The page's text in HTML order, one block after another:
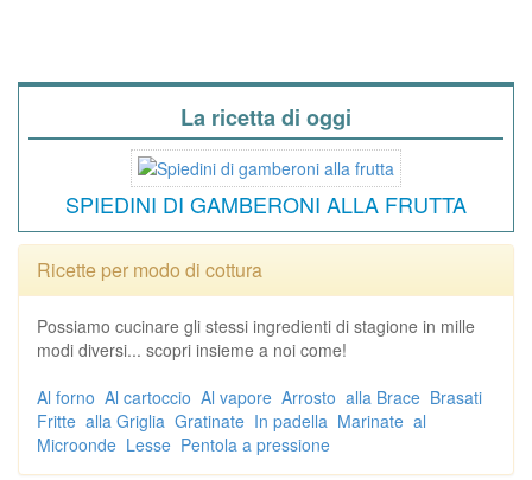
La ricetta di oggi
SPIEDINI DI GAMBERONI ALLA FRUTTA
Ricette per modo di cottura
Possiamo cucinare gli stessi ingredienti di stagione in mille
modi diversi... scopri insieme a noi come!
Al forno Al cartoccio Al vapore Arrosto alla Brace Brasati
Fritte alla Griglia Gratinate In padella Marinate al
Microonde Lesse Pentola a pressione